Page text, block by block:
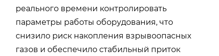
реального времени контролировать
параметры работы оборудования, что
снизило риск накопления взрывоопасных
газов и обеспечило стабильный приток